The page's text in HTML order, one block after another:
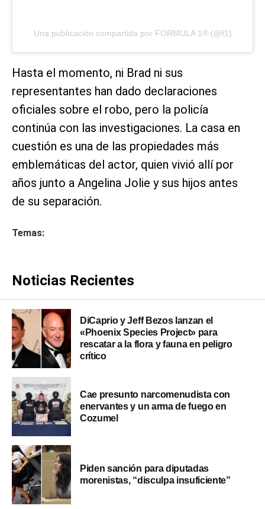
Una publicación compartida por FORMULA 1® (@f1)
Hasta el momento, ni Brad ni sus
representantes han dado declaraciones
oficiales sobre el robo, pero la policía
continúa con las investigaciones. La casa en
cuestión es una de las propiedades más
emblemáticas del actor, quien vivió allí por
años junto a Angelina Jolie y sus hijos antes
de su separación.
Temas:
Noticias Recientes
DiCaprio y Jeff Bezos lanzan el
«Phoenix Species Project» para
rescatar a la flora y fauna en peligro
crítico
Cae presunto narcomenudista con
enervantes y un arma de fuego en
Cozumel
Piden sanción para diputadas
morenistas, “disculpa insuficiente”